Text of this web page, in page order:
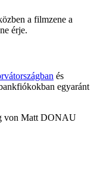
a filmzene a
érje.
és
egyaránt
von Matt DONAU